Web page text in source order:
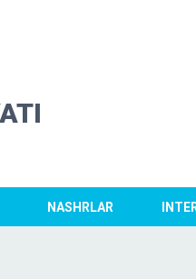
NASHRLAR